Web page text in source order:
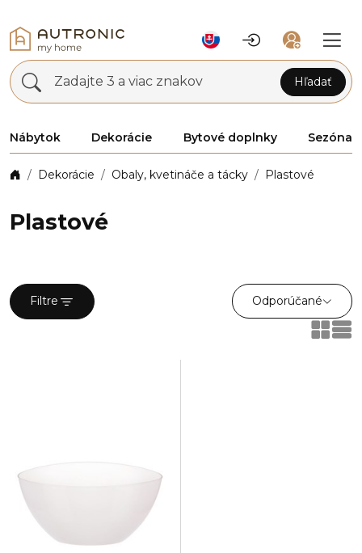
Zadajte 3 a viac znakov Hľadať
Nábytok Dekorácie Bytové doplnky Sezóna
Dekorácie Obaly, kvetináče a tácky Plastové
Plastové
Filtre Odporúčané